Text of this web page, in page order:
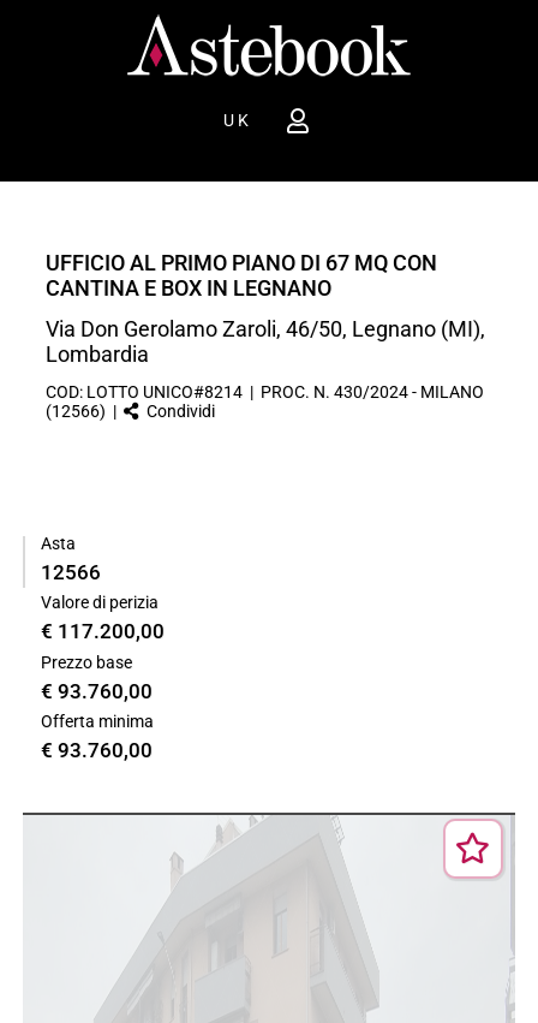
UK
UFFICIO AL PRIMO PIANO DI 67 MQ CON
CANTINA E BOX IN LEGNANO
Via Don Gerolamo Zaroli, 46/50, Legnano (MI),
Lombardia
COD: LOTTO UNICO#8214 | PROC. N. 430/2024 - MILANO
(12566) |
Condividi
Asta
12566
Valore di perizia
€ 117.200,00
Prezzo base
€ 93.760,00
Offerta minima
€ 93.760,00